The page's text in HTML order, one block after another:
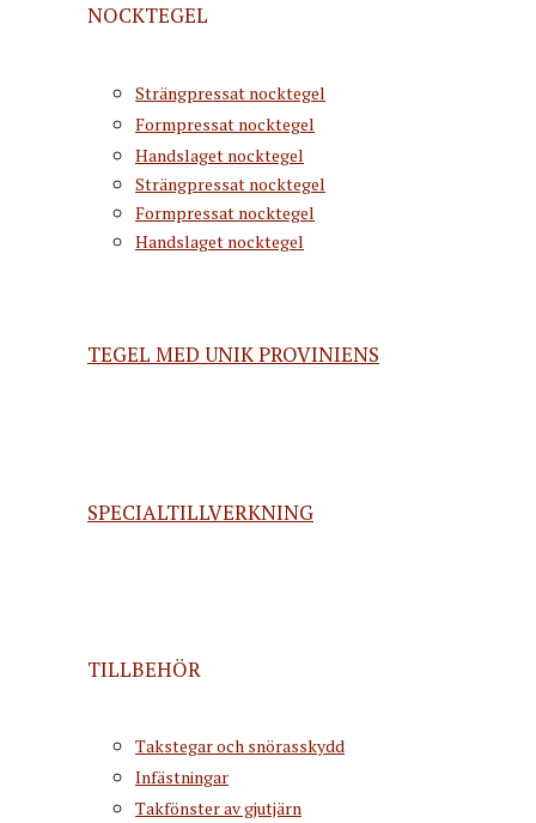
NOCKTEGEL
Strängpressat nocktegel
Formpressat nocktegel
Handslaget nocktegel
Strängpressat nocktegel
Formpressat nocktegel
Handslaget nocktegel
TEGEL MED UNIK PROVINIENS
SPECIALTILLVERKNING
TILLBEHÖR
Takstegar och snörasskydd
Infästningar
Takfönster av gjutjärn